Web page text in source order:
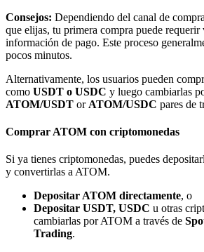
Afiliados de Bitrue
¡Hasta un 65% de comisiones!
Referencia
Invita a un amigo para recibir
Consejos: Dependiendo del canal de
que elijas, tu primera compra puede
información de pago. Este proceso
pocos minutos.
Alternativamente, los usuarios pueden
como USDT o USDC y luego cambiarlas
ATOM/USDT or ATOM/USDC pares de
Comprar ATOM con criptomonedas
Si ya tienes criptomonedas, puedes
y convertirlas a ATOM.
Depositar ATOM directamente, o
Depositar USDT, USDC u otras
cambiarlas por ATOM a través de
Trading.